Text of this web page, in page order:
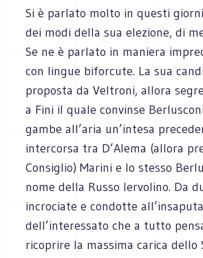
Si è parlato molto in questi
dei modi della sua elezione, di
Se ne è parlato in maniera
con lingue biforcute. La sua
proposta da Veltroni, allora
a Fini il quale convinse
gambe all’aria un’intesa
intercorsa tra D’Alema (allora
Consiglio) Marini e lo stesso
nome della Russo Iervolino. Da
incrociate e condotte all’insaputa
dell’interessato che a tutto
ricoprire la massima carica dello